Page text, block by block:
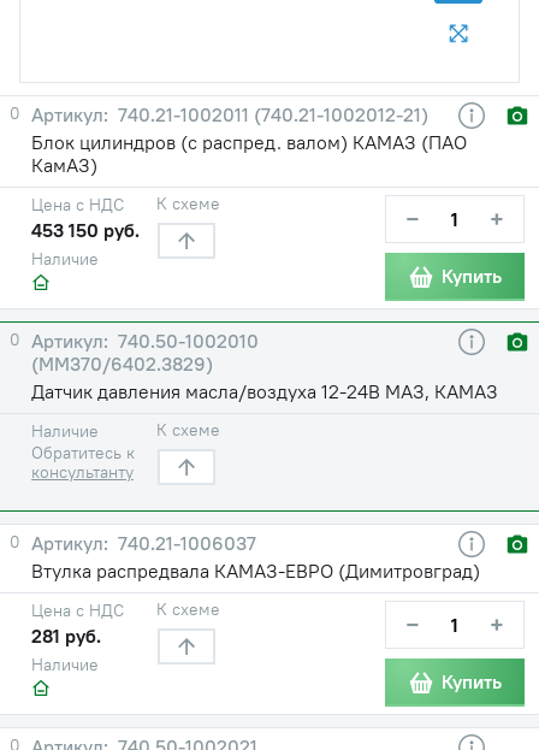
0
740.21-1002011 (740.21-1002012-21)
Блок цилиндров (с распред. валом) КАМАЗ (ПАО
КамАЗ)
Наличие
Цена с НДС
453 150 руб.
К схеме − +
Купить
0
740.50-1002010
(ММ370/6402.3829)
Датчик давления масла/воздуха 12-24В МАЗ, КАМАЗ
Наличие
Обратитесь к
консультанту
К схеме
0
740.21-1006037
Втулка распредвала КАМАЗ-ЕВРО (Димитровград)
Наличие
Цена с НДС
281 руб.
К схеме − +
Купить
0